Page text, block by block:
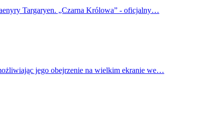
Targaryen. „Czarna Królowa” - oficjalny…
jego obejrzenie na wielkim ekranie we…